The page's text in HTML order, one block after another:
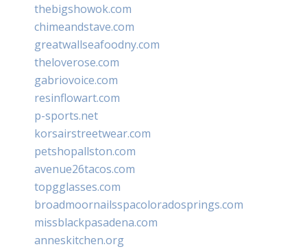
thebigshowok.com
chimeandstave.com
greatwallseafoodny.com
theloverose.com
gabriovoice.com
resinflowart.com
p-sports.net
korsairstreetwear.com
petshopallston.com
avenue26tacos.com
topgglasses.com
broadmoornailsspacoloradosprings.com
missblackpasadena.com
anneskitchen.org